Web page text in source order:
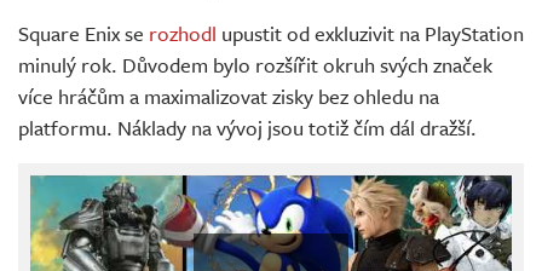
Square Enix se rozhodl upustit od exkluzivit na PlayStation
minulý rok. Důvodem bylo rozšířit okruh svých značek
více hráčům a maximalizovat zisky bez ohledu na
platformu. Náklady na vývoj jsou totiž čím dál dražší.